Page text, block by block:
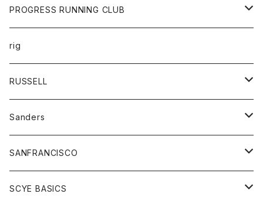
ニット
ベスト
パンツ
カットソー
コート
エプロン
キッズ
オーバーオール
ボトム
ペインターパンツ
PROGRESS RUNNING CLUB
トップス
Tシャツ
グッズ
帽子
rig
RUSSELL
アウター
コート
パーカー
スカート
Tシャツ
Sanders
グッズ
靴
SANFRANCISCO
アウター
SCYE BASICS